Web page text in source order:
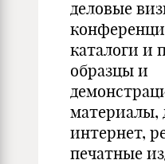
деловые
каталоги и
образцы и
материалы,
интернет,
печатные